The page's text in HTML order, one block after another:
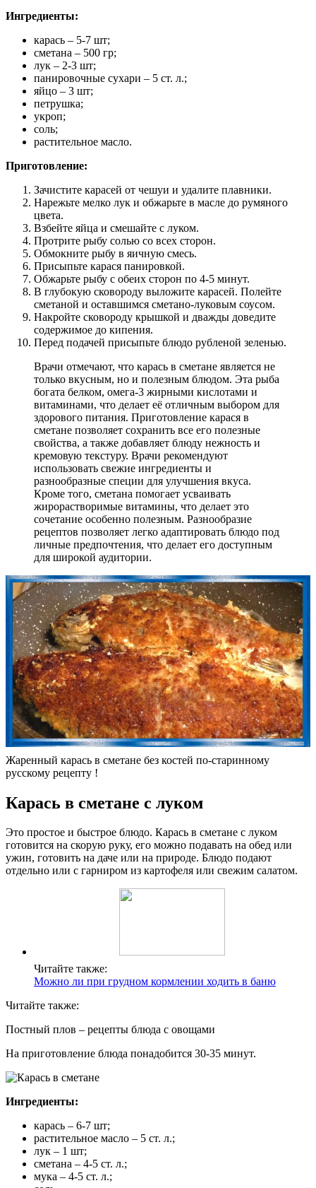
Ингредиенты:
карась – 5-7 шт;
сметана – 500 гр;
лук – 2-3 шт;
панировочные сухари – 5 ст. л.;
яйцо – 3 шт;
петрушка;
укроп;
соль;
растительное масло.
Приготовление:
Зачистите карасей от чешуи и удалите плавники.
Нарежьте мелко лук и обжарьте в масле до румяного
цвета.
Взбейте яйца и смешайте с луком.
Протрите рыбу солью со всех сторон.
Обмокните рыбу в яичную смесь.
Присыпьте карася панировкой.
Обжарьте рыбу с обеих сторон по 4-5 минут.
В глубокую сковороду выложите карасей. Полейте
сметаной и оставшимся сметано-луковым соусом.
Накройте сковороду крышкой и дважды доведите
содержимое до кипения.
Перед подачей присыпьте блюдо рубленой зеленью.
Врачи отмечают, что карась в сметане является не
только вкусным, но и полезным блюдом. Эта рыба
богата белком, омега-3 жирными кислотами и
витаминами, что делает её отличным выбором для
здорового питания. Приготовление карася в
сметане позволяет сохранить все его полезные
свойства, а также добавляет блюду нежность и
кремовую текстуру. Врачи рекомендуют
использовать свежие ингредиенты и
разнообразные специи для улучшения вкуса.
Кроме того, сметана помогает усваивать
жирорастворимые витамины, что делает это
сочетание особенно полезным. Разнообразие
рецептов позволяет легко адаптировать блюдо под
личные предпочтения, что делает его доступным
для широкой аудитории.
Жаренный карась в сметане без костей по-старинному
русскому рецепту !
Карась в сметане с луком
Это простое и быстрое блюдо. Карась в сметане с луком
готовится на скорую руку, его можно подавать на обед или
ужин, готовить на даче или на природе. Блюдо подают
отдельно или с гарниром из картофеля или свежим салатом.
Читайте также:
Можно ли при грудном кормлении ходить в баню
Читайте также:
Постный плов – рецепты блюда с овощами
На приготовление блюда понадобится 30-35 минут.
Ингредиенты:
карась – 6-7 шт;
растительное масло – 5 ст. л.;
лук – 1 шт;
сметана – 4-5 ст. л.;
мука – 4-5 ст. л.;